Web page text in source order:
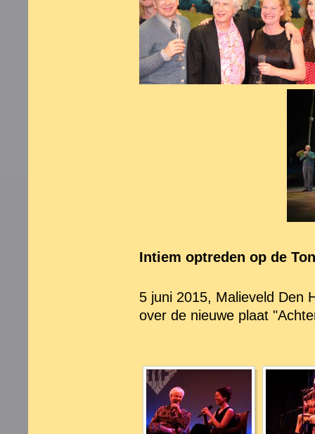
Intiem optreden op de
5 juni 2015, Malieveld Den
over de nieuwe plaat